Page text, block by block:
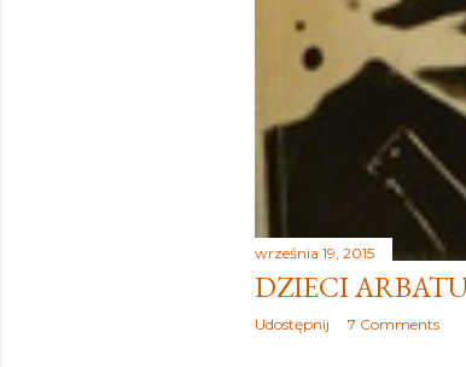
września 19, 2015
DZIECI
Udostępnij 7 Comments